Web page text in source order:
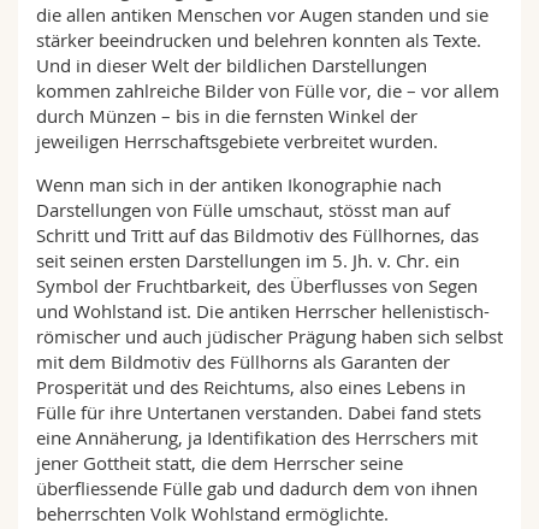
die allen antiken Menschen vor Augen standen und sie
stärker beeindrucken und belehren konnten als Texte.
Und in dieser Welt der bildlichen Darstellungen
kommen zahlreiche Bilder von Fülle vor, die – vor allem
durch Münzen – bis in die fernsten Winkel der
jeweiligen Herrschaftsgebiete verbreitet wurden.
Wenn man sich in der antiken Ikonographie nach
Darstellungen von Fülle umschaut, stösst man auf
Schritt und Tritt auf das Bildmotiv des Füllhornes, das
seit seinen ersten Darstellungen im 5. Jh. v. Chr. ein
Symbol der Fruchtbarkeit, des Überflusses von Segen
und Wohlstand ist. Die antiken Herrscher hellenistisch-
römischer und auch jüdischer Prägung haben sich selbst
mit dem Bildmotiv des Füllhorns als Garanten der
Prosperität und des Reichtums, also eines Lebens in
Fülle für ihre Untertanen verstanden. Dabei fand stets
eine Annäherung, ja Identifikation des Herrschers mit
jener Gottheit statt, die dem Herrscher seine
überfliessende Fülle gab und dadurch dem von ihnen
beherrschten Volk Wohlstand ermöglichte.